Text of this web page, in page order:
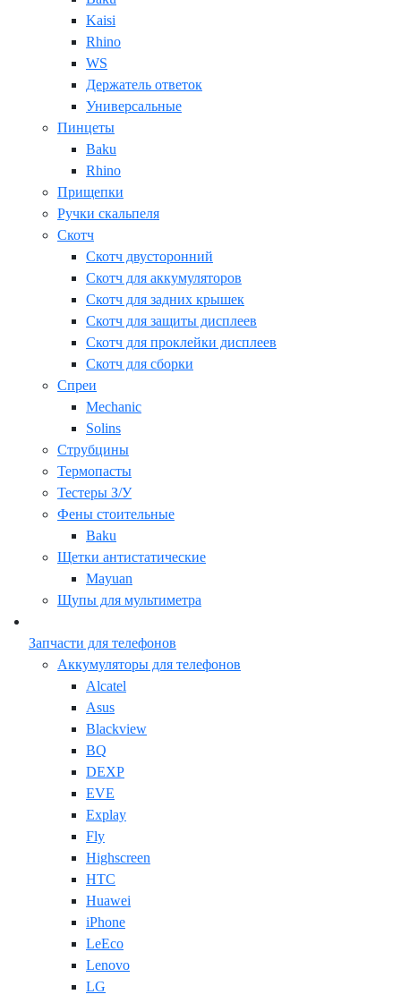
Kaisi
Rhino
WS
Держатель ответок
Универсальные
Пинцеты
Baku
Rhino
Прищепки
Ручки скальпеля
Скотч
Скотч двусторонний
Скотч для аккумуляторов
Скотч для задних крышек
Скотч для защиты дисплеев
Скотч для проклейки дисплеев
Скотч для сборки
Спреи
Mechanic
Solins
Струбцины
Термопасты
Тестеры З/У
Фены стоительные
Baku
Щетки антистатические
Mayuan
Щупы для мультиметра
Запчасти для телефонов
Аккумуляторы для телефонов
Alcatel
Asus
Blackview
BQ
DEXP
EVE
Explay
Fly
Highscreen
HTC
Huawei
iPhone
LeEco
Lenovo
LG